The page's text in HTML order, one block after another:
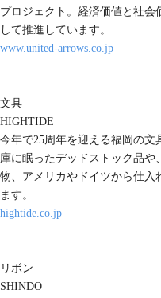
プロジェクト。経済価値と社会
して推進しています。
www.united-arrows.co.jp
文具
HIGHTIDE
今年で25周年を迎える福岡の
庫に眠ったデッドストック品
物、アメリカやドイツから仕入
ます。
hightide.co.jp
リボン
SHINDO